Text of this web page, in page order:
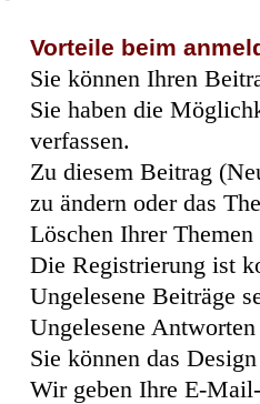
Vorteile beim
Sie können Ihren
Sie haben die
verfassen.
Zu diesem Beitrag
zu ändern oder das
Löschen Ihrer
Die Registrierung ist
Ungelesene Beiträge
Ungelesene
Sie können das
Wir geben Ihre E-